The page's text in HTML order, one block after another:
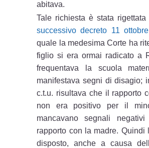
abitava.
Tale richiesta è stata rigettata
successivo decreto 11
quale la medesima Corte ha
figlio si era ormai radicato a
frequentava la scuola
manifestava segni di disagio;
c.t.u. risultava che il rapporto
non era positivo per il
mancavano segnali negativi
rapporto con la madre. Quindi
disposto, anche a causa